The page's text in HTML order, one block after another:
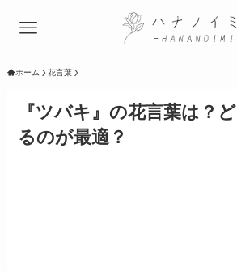
ホーム 花言葉
『ツバキ』の花言葉は？
るのが最適？